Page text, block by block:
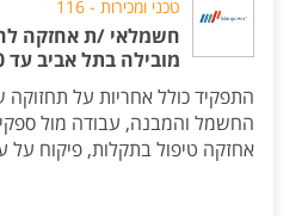
טכני ומכירות - 116
חשמלאי /ת אחזקה
מובילה בתל אביב עד 17,000!
התפקיד כולל אחריות על
החשמל והמבנה, עבודה מול
אחזקה טיפול בתקלות, פיקוח על